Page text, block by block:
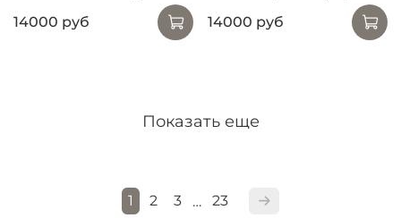
14000 руб
14000 руб
Показать еще
1 2 3 … 23